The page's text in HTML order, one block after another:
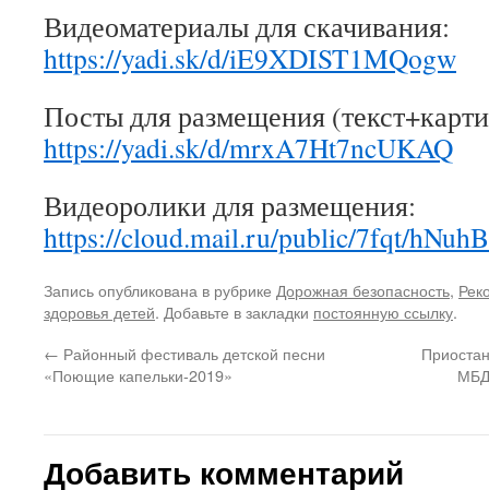
Видеоматериалы для скачивания:
https://yadi.sk/d/iE9XDIST1MQogw
Посты для размещения
https://yadi.sk/d/mrxA7Ht7ncUKAQ
Видеоролики для размещения:
https://cloud.mail.ru/public/7fqt/
Запись опубликована в рубрике Дорожная безопасность,
здоровья детей. Добавьте в закладки постоянную ссылку.
← Районный фестиваль детской песни
«Поющие капельки-2019»
Добавить комментарий